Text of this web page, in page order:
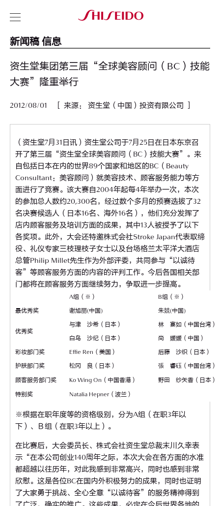
新闻稿 信息
资生堂集团第三届“全球美容顾问（BC）技能
大赛”隆重举行
2012/08/01 ［ 来源： 资生堂（中国）投资有限公司 ］
（资生堂7月31日讯）资生堂公司于7月25日在日本东京召
开了第三届“资生堂全球美容顾问（BC）技能大赛”。来
自包括日本在内的世界89个国家和地区的BC（Beauty
Consultant：美容顾问）就美容技术、顾客服务能力等方
面进行了竞赛。该大赛自2004年起每4年举办一次，本次
的参加总人数约20,300名，经过数个多月的预赛选拔了32
名决赛候选人（日本16名、海外16名），他们充分发挥了
店内顾客服务及培训方面的成果，其中13人被授予了以下
各奖项。此外，大会还特邀株式会社Stroke Japan代表取缔
役、礼仪专家三枝理枝子女士以及台场格兰太平洋大酒店
总管Philip Millet先生作为外部评委，共同参与“以诚待
客”等顾客服务方面的内容的评判工作。今后各国相关部
门都将在顾客服务方面继续努力，争取进一步提高。
A组（※）
B组（※）
最优秀奖
谢旭丽(中国) 朱競(中国)
优秀奖
与津 沙希（日本）
林 宴如（中国台湾）
白鸟 沙纪（日本）
尚 媛媛（中国）
彩妆部门奖
Effie Ren（美国）
后藤 沙织（日本）
护肤部门奖
松冈 良（日本） 張 睿砡（中国台湾）
顾客服务部门奖 Ko Wing On（中国香港） 野田 纱矢香（日本）
特别奖 Natalia Hepner（波兰）
※根据在职年度等的资格级别，分为A组（在职3年以
下）、Ｂ组（在职3年以上）。
在比赛后，大会委员长、株式会社资生堂总裁末川久幸表
示“在本公司创业140周年之际，本次大会在各方面的水准
都超越以往历年，对此我感到非常高兴，同时也感到非常
欣慰。这是各位BC在国内外积极努力的成果，同时也证明
了大家勇于挑战、全心全意“以诚待客”的服务精神得到